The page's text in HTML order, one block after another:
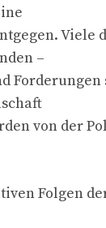
Viele
–
Forderungen
von der
Folgen